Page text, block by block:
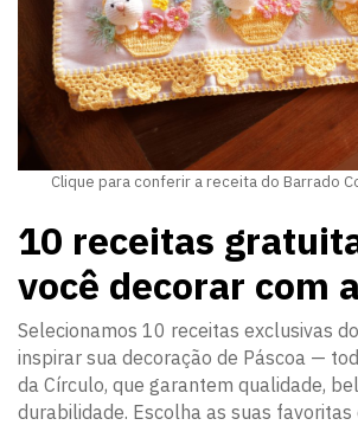
Clique para conferir a receita do Barrado
10 receitas
você decorar com
Selecionamos 10 receitas exclusivas
inspirar sua decoração de Páscoa —
da Círculo, que garantem qualidade,
durabilidade. Escolha as suas favoritas